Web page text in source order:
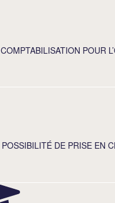
COMPTABILISATION POUR
POSSIBILITÉ DE PRISE EN